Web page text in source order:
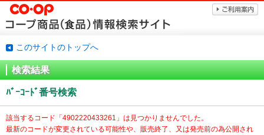
このサイトのトップへ
検索結果
ﾊﾞｰｺｰﾄﾞ番号検索
該当するコード「4902220433261」は見つかりませんでした。
最新のコードが変更されている可能性や、販売終了、又は発売前の為公開され